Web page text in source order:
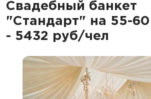
Свадебный банкет
"Стандарт" на 55-60
- 5432 руб/чел